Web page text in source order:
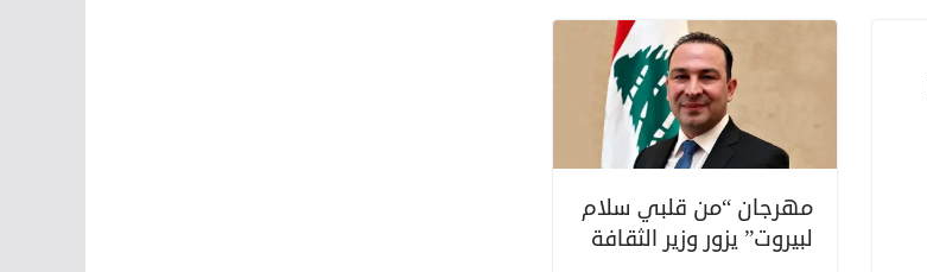
مهرجان “من قلبي سلام
لبيروت” يزور وزير الثقافة